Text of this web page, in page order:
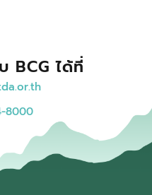
BCG ได้ที่
8000